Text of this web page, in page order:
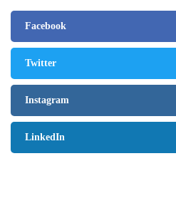
Facebook
Twitter
Instagram
LinkedIn